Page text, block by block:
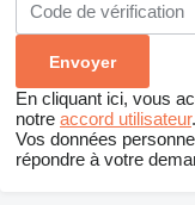
En cliquant ici, vous
notre accord utilisateur.
Vos données
répondre à votre